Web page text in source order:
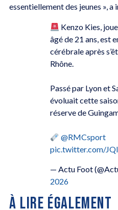
essentiellement des jeunes »,
Kenzo Kies,
âgé de 21 ans, est
cérébrale après
Rhône.
Passé par Lyon et
évoluait cette
réserve de
@RMCsport
pic.twitter.com/
— Actu Foot
2026
À LIRE ÉGALEMENT